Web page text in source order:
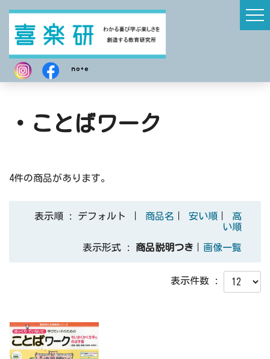
・ことばワーク
4件の商品があります。
表示順 : デフォルト ｜ 商品名 安い順
高
い順
表示形式 : 商品説明つき 画像一覧
表示件数 :